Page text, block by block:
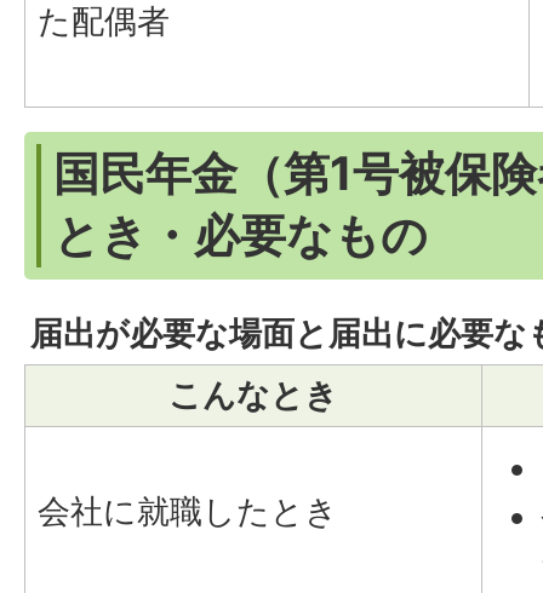
た配偶者
国民年金（第1号被保
とき・必要なもの
届出が必要な場面と届出に必要な
こんなとき
会社に就職したとき